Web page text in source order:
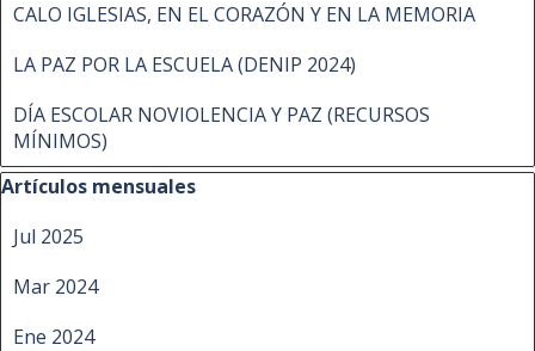
CALO IGLESIAS, EN EL CORAZÓN Y EN LA MEMORIA
LA PAZ POR LA ESCUELA (DENIP 2024)
DÍA ESCOLAR NOVIOLENCIA Y PAZ (RECURSOS
MÍNIMOS)
Saltar el bloque Artículos mensuales
Artículos mensuales
Jul 2025
Mar 2024
Ene 2024